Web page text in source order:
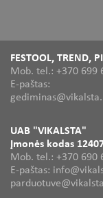
FESTOOL, TREND,
Mob. tel.: +370 699
E-paštas:
UAB "VIKALSTA"
Įmonės kodas
Mob. tel.: +370 690
E-paštas: